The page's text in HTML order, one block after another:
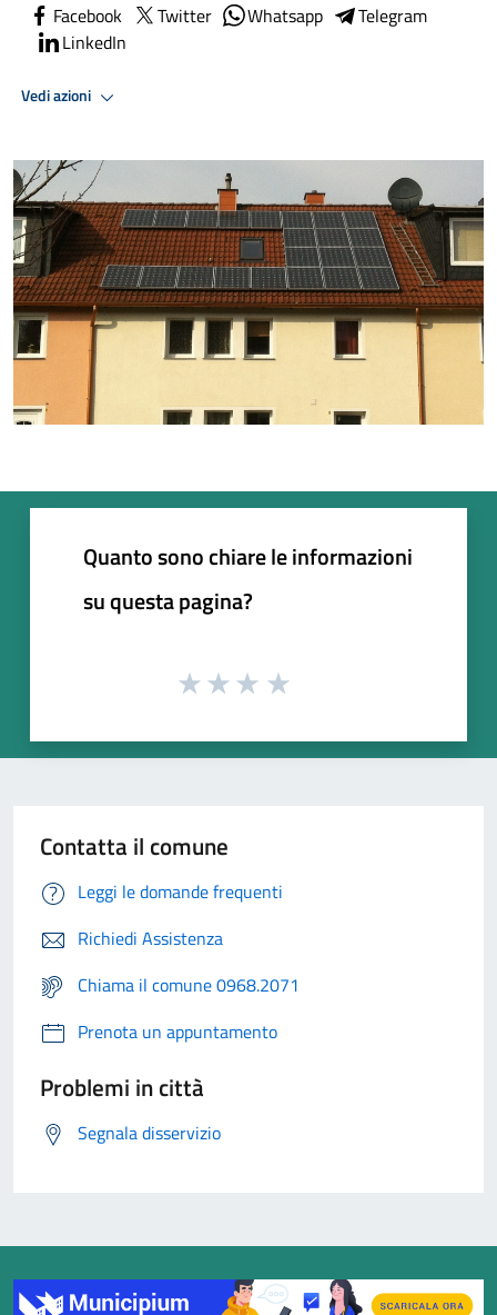
Facebook Twitter Whatsapp
Telegram
LinkedIn
Vedi azioni
Quanto sono chiare le informazioni
su questa pagina?
Contatta il comune
Leggi le domande frequenti
Richiedi Assistenza
Chiama il comune 0968.2071
Prenota un appuntamento
Problemi in città
Segnala disservizio